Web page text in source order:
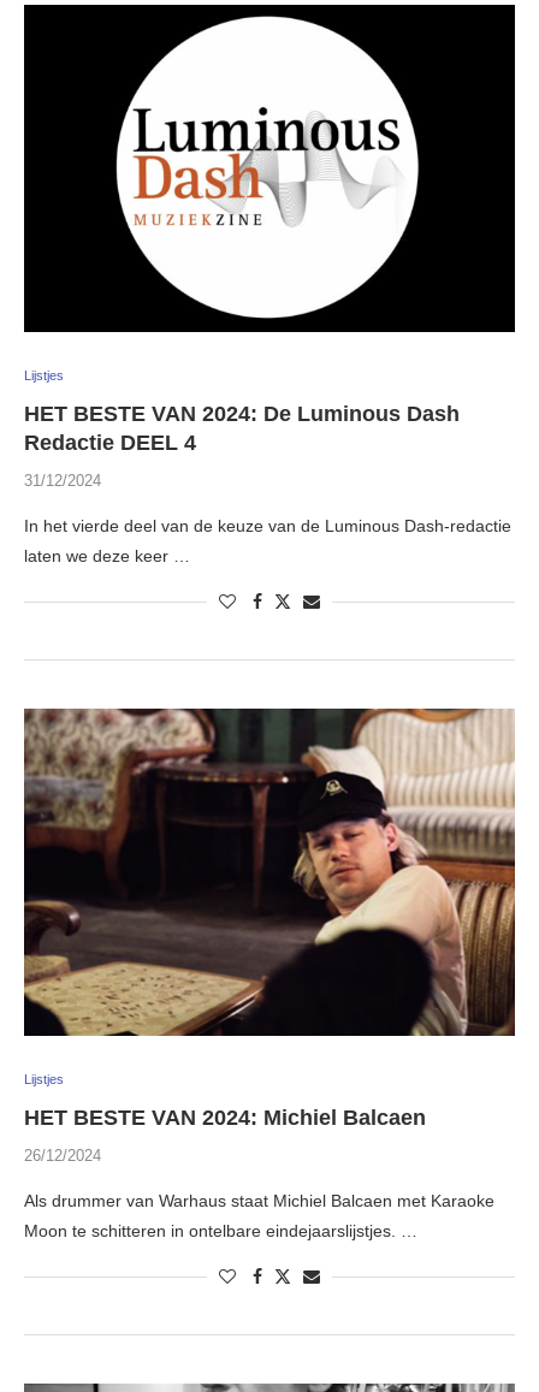
Lijstjes
HET BESTE VAN 2024: De Luminous Dash
Redactie DEEL 4
31/12/2024
In het vierde deel van de keuze van de Luminous Dash-redactie
laten we deze keer …
Lijstjes
HET BESTE VAN 2024: Michiel Balcaen
26/12/2024
Als drummer van Warhaus staat Michiel Balcaen met Karaoke
Moon te schitteren in ontelbare eindejaarslijstjes. …